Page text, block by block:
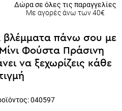
Δώρα σε όλες τις παραγγελίες
Με αγορές άνω των 40€
βλέμματα πάνω σου με
Φούστα Πράσινη
να ξεχωρίζεις κάθε
040597